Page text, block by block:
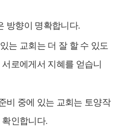
방향이 명확합니다.
는 교회는 더 잘 할 수 있도
서로에게서 지혜를 얻습니
비 중에 있는 교회는 토양작
확인합니다.